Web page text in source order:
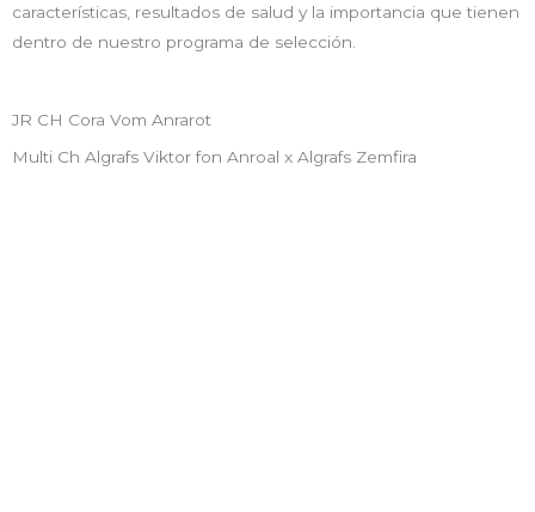
características, resultados de salud y la importancia que tienen
dentro de nuestro programa de selección.
JR CH Cora Vom Anrarot
Multi Ch Algrafs Viktor fon Anroal x Algrafs Zemfira